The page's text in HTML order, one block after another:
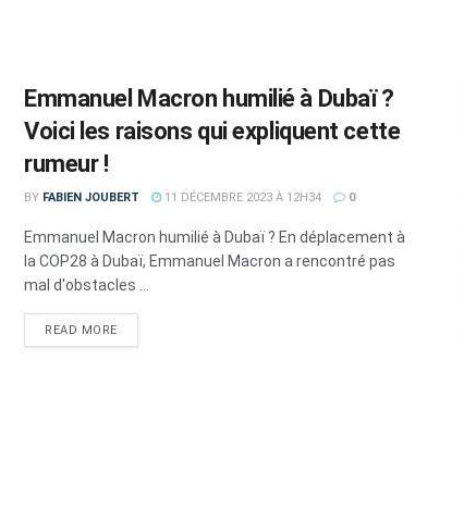
Emmanuel Macron humilié à Dubaï ?
Voici les raisons qui expliquent cette
rumeur !
BY FABIEN JOUBERT 11 DÉCEMBRE 2023 À 12H34 0
Emmanuel Macron humilié à Dubaï ? En déplacement à
la COP28 à Dubaï, Emmanuel Macron a rencontré pas
mal d'obstacles ...
READ MOREDETAILS